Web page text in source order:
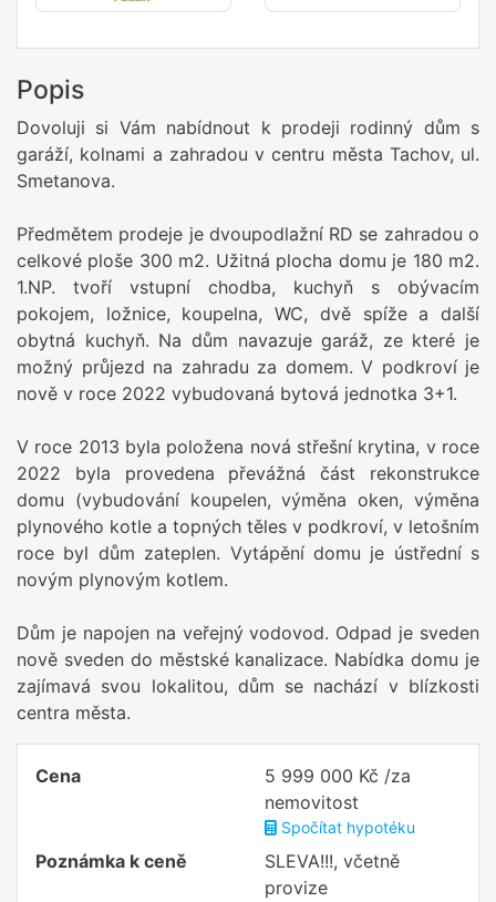
Popis
Dovoluji si Vám nabídnout k prodeji rodinný dům s
garáží, kolnami a zahradou v centru města Tachov, ul.
Smetanova.
Předmětem prodeje je dvoupodlažní RD se zahradou o
celkové ploše 300 m2. Užitná plocha domu je 180 m2.
1.NP. tvoří vstupní chodba, kuchyň s obývacím
pokojem, ložnice, koupelna, WC, dvě spíže a další
obytná kuchyň. Na dům navazuje garáž, ze které je
možný průjezd na zahradu za domem. V podkroví je
nově v roce 2022 vybudovaná bytová jednotka 3+1.
V roce 2013 byla položena nová střešní krytina, v roce
2022 byla provedena převážná část rekonstrukce
domu (vybudování koupelen, výměna oken, výměna
plynového kotle a topných těles v podkroví, v letošním
roce byl dům zateplen. Vytápění domu je ústřední s
novým plynovým kotlem.
Dům je napojen na veřejný vodovod. Odpad je sveden
nově sveden do městské kanalizace. Nabídka domu je
zajímavá svou lokalitou, dům se nachází v blízkosti
centra města.
Cena
5 999 000 Kč /za
nemovitost
Spočítat hypotéku
Poznámka k ceně
SLEVA!!!, včetně
provize